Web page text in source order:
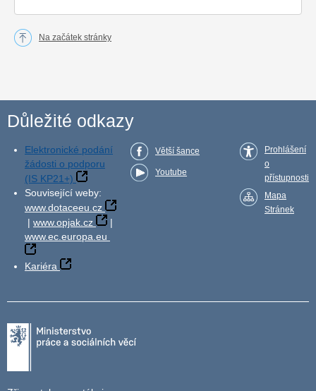
Na začátek stránky
Důležité odkazy
Elektronické podání
žádosti o podporu
(IS KP21+)
Související weby:
www.dotaceeu.cz
| www.opjak.cz
|
www.ec.europa.eu
Kariéra
Větší šance
Youtube
Prohlášení
o
přístupnosti
Mapa
Stránek